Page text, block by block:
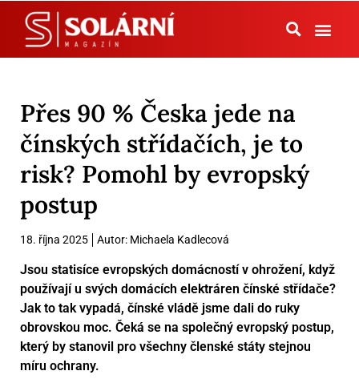
Přes 90 % Česka jede na
čínských střídačích, je to
risk? Pomohl by evropský
postup
18. října 2025 Autor: Michaela Kadlecová
Jsou statisíce evropských domácností v ohrožení, když
používají u svých domácích elektráren čínské střídače?
Jak to tak vypadá, čínské vládě jsme dali do ruky
obrovskou moc. Čeká se na společný evropský postup,
který by stanovil pro všechny členské státy stejnou
míru ochrany.